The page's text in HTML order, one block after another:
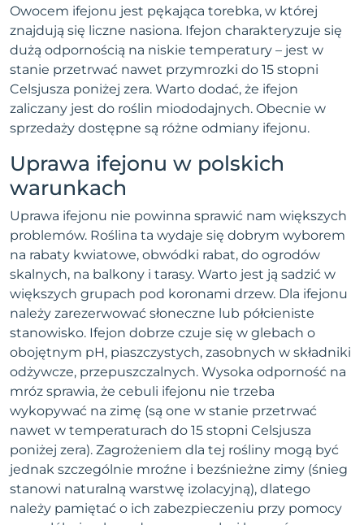
Owocem ifejonu jest pękająca torebka, w której
znajdują się liczne nasiona. Ifejon charakteryzuje się
dużą odpornością na niskie temperatury – jest w
stanie przetrwać nawet przymrozki do 15 stopni
Celsjusza poniżej zera. Warto dodać, że ifejon
zaliczany jest do roślin miododajnych. Obecnie w
sprzedaży dostępne są różne odmiany ifejonu.
Uprawa ifejonu w polskich
warunkach
Uprawa ifejonu nie powinna sprawić nam większych
problemów. Roślina ta wydaje się dobrym wyborem
na rabaty kwiatowe, obwódki rabat, do ogrodów
skalnych, na balkony i tarasy. Warto jest ją sadzić w
większych grupach pod koronami drzew. Dla ifejonu
należy zarezerwować słoneczne lub półcieniste
stanowisko. Ifejon dobrze czuje się w glebach o
obojętnym pH, piaszczystych, zasobnych w składniki
odżywcze, przepuszczalnych. Wysoka odporność na
mróz sprawia, że cebuli ifejonu nie trzeba
wykopywać na zimę (są one w stanie przetrwać
nawet w temperaturach do 15 stopni Celsjusza
poniżej zera). Zagrożeniem dla tej rośliny mogą być
jednak szczególnie mroźne i bezśnieżne zimy (śnieg
stanowi naturalną warstwę izolacyjną), dlatego
należy pamiętać o ich zabezpieczeniu przy pomocy